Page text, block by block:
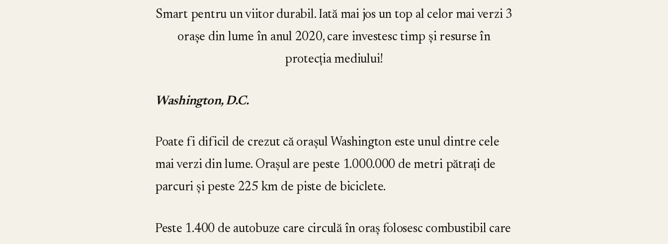
Smart pentru un viitor durabil. Iată mai jos un top al celor mai verzi 3
orașe din lume în anul 2020, care investesc timp și resurse în
protecția mediului!
Washington, D.C.
Poate fi dificil de crezut că orașul Washington este unul dintre cele
mai verzi din lume. Orașul are peste 1.000.000 de metri pătrați de
parcuri și peste 225 km de piste de biciclete.
Peste 1.400 de autobuze care circulă în oraș folosesc combustibil care